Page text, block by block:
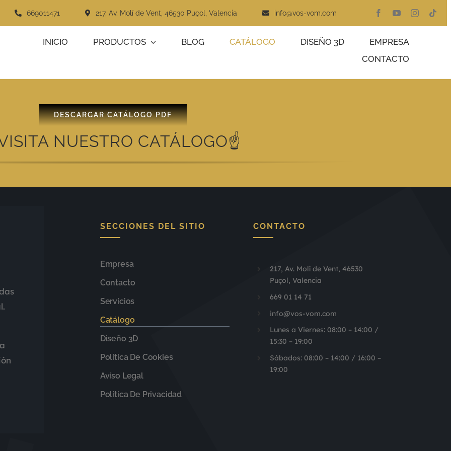
669011471 217, Av. Molí de Vent, 46530 Puçol, Valencia info@vos-vom.com
INICIO PRODUCTOS BLOG CATÁLOGO DISEÑO 3D
EMPRESA
CONTACTO
DESCARGAR CATÁLOGO PDF
NUESTRO CATÁLOGO☝️
SECCIONES DEL SITIO
Empresa
Contacto
Servicios
Catálogo
Diseño 3D
Política De Cookies
Aviso Legal
Política De Privacidad
CONTACTO
217, Av. Molí de Vent, 46530
Puçol, Valencia
669 01 14 71
info@vos-vom.com
Lunes a Viernes: 08:00 – 14:00 /
15:30 – 19:00
Sábados: 08:00 – 14:00 / 16:00 –
19:00